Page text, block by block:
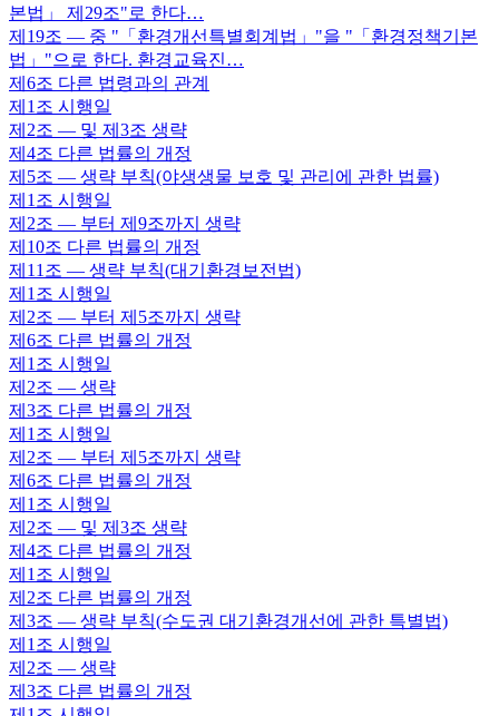
본법」 제29조"로 한다…
제19조 — 중 "「환경개선특별회계법」"을 "「환경정책기본
법」"으로 한다. 환경교육진…
제6조 다른 법령과의 관계
제1조 시행일
제2조 — 및 제3조 생략
제4조 다른 법률의 개정
제5조 — 생략 부칙(야생생물 보호 및 관리에 관한 법률)
제1조 시행일
제2조 — 부터 제9조까지 생략
제10조 다른 법률의 개정
제11조 — 생략 부칙(대기환경보전법)
제1조 시행일
제2조 — 부터 제5조까지 생략
제6조 다른 법률의 개정
제1조 시행일
제2조 — 생략
제3조 다른 법률의 개정
제1조 시행일
제2조 — 부터 제5조까지 생략
제6조 다른 법률의 개정
제1조 시행일
제2조 — 및 제3조 생략
제4조 다른 법률의 개정
제1조 시행일
제2조 다른 법률의 개정
제3조 — 생략 부칙(수도권 대기환경개선에 관한 특별법)
제1조 시행일
제2조 — 생략
제3조 다른 법률의 개정